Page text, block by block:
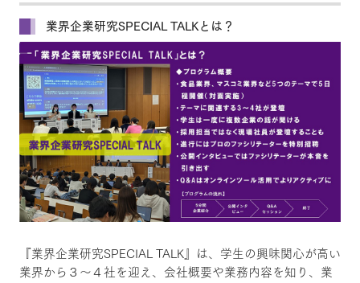
業界企業研究SPECIAL TALKとは？
『業界企業研究SPECIAL TALK』は、学生の興味関心が高い
業界から３～４社を迎え、会社概要や業務内容を知り、業